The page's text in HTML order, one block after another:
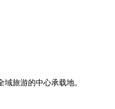
旅游的中心承载地。